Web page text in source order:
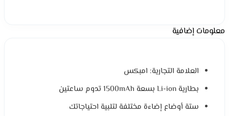
معلومات إضافية
العلامة التجارية: امبكس
بطارية Li-ion بسعة 1500mAh تدوم ساعتين
ستة أوضاع إضاءة مختلفة لتلبية احتياجاتك